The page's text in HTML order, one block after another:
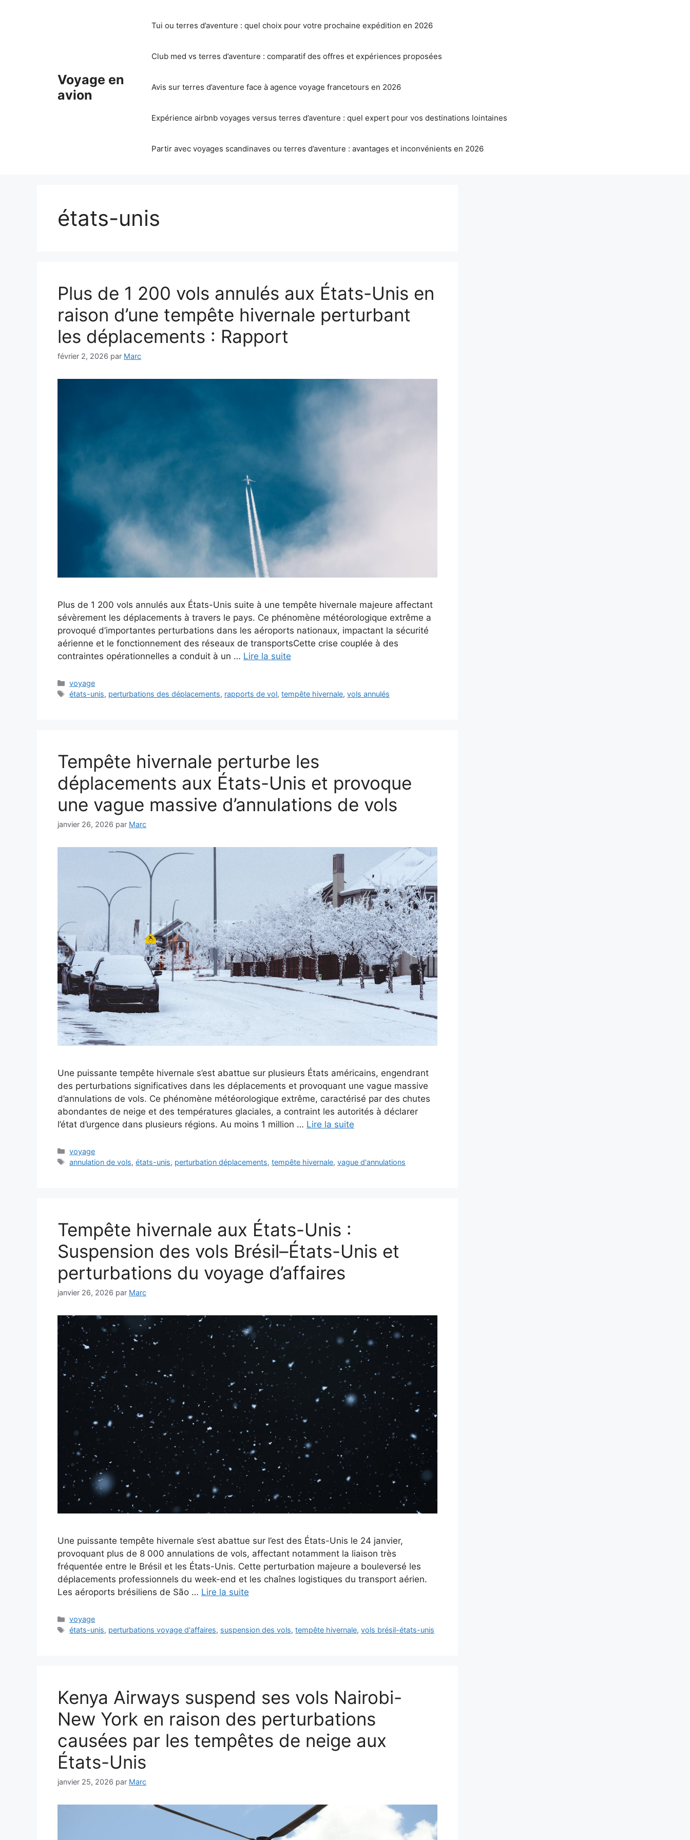
Voyage en
avion
Tui ou terres d’aventure : quel choix pour votre prochaine expédition en 2026
Club med vs terres d’aventure : comparatif des offres et expériences proposées
Avis sur terres d’aventure face à agence voyage francetours en 2026
Expérience airbnb voyages versus terres d’aventure : quel expert pour vos destinations lointaines
Partir avec voyages scandinaves ou terres d’aventure : avantages et inconvénients en 2026
états-unis
Plus de 1 200 vols annulés aux États-Unis en
raison d’une tempête hivernale perturbant
les déplacements : Rapport
février 2, 2026 par Marc
Plus de 1 200 vols annulés aux États-Unis suite à une tempête hivernale majeure affectant
sévèrement les déplacements à travers le pays. Ce phénomène météorologique extrême a
provoqué d’importantes perturbations dans les aéroports nationaux, impactant la sécurité
aérienne et le fonctionnement des réseaux de transportsCette crise couplée à des
contraintes opérationnelles a conduit à un … Lire la suite
Catégories
voyage
Étiquettes
états-unis, perturbations des déplacements, rapports de vol,tempête hivernale,vols annulés
Tempête hivernale perturbe les
déplacements aux États-Unis et provoque
une vague massive d’annulations de vols
janvier 26, 2026 par Marc
Une puissante tempête hivernale s’est abattue sur plusieurs États américains, engendrant
des perturbations significatives dans les déplacements et provoquant une vague massive
d’annulations de vols. Ce phénomène météorologique extrême, caractérisé par des chutes
abondantes de neige et des températures glaciales, a contraint les autorités à déclarer
l’état d’urgence dans plusieurs régions. Au moins 1 million … Lire la suite
Catégories
voyage
Étiquettes
annulation de vols,états-unis, perturbation déplacements,tempête hivernale,vague d'annulations
Tempête hivernale aux États-Unis :
Suspension des vols Brésil–États-Unis et
perturbations du voyage d’affaires
janvier 26, 2026 par Marc
Une puissante tempête hivernale s’est abattue sur l’est des États-Unis le 24 janvier,
provoquant plus de 8 000 annulations de vols, affectant notamment la liaison très
fréquentée entre le Brésil et les États-Unis. Cette perturbation majeure a bouleversé les
déplacements professionnels du week-end et les chaînes logistiques du transport aérien.
Les aéroports brésiliens de São … Lire la suite
Catégories
voyage
Étiquettes
états-unis, perturbations voyage d'affaires, suspension des vols,tempête hivernale,vols brésil-états-unis
Kenya Airways suspend ses vols Nairobi-
New York en raison des perturbations
causées par les tempêtes de neige aux
États-Unis
janvier 25, 2026 par Marc